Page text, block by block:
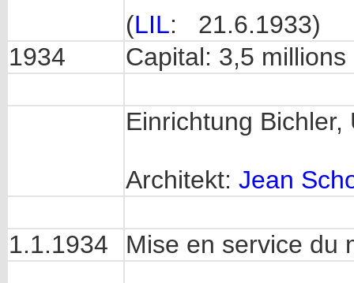
(LIL: 21.6.1933)
1934
Capital: 3,5 millions
Einrichtung Bichler,
Architekt: Jean
1.1.1934 Mise en service du